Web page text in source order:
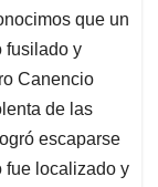
que un
fusilado y
Canencio
de las
escaparse
fue localizado y